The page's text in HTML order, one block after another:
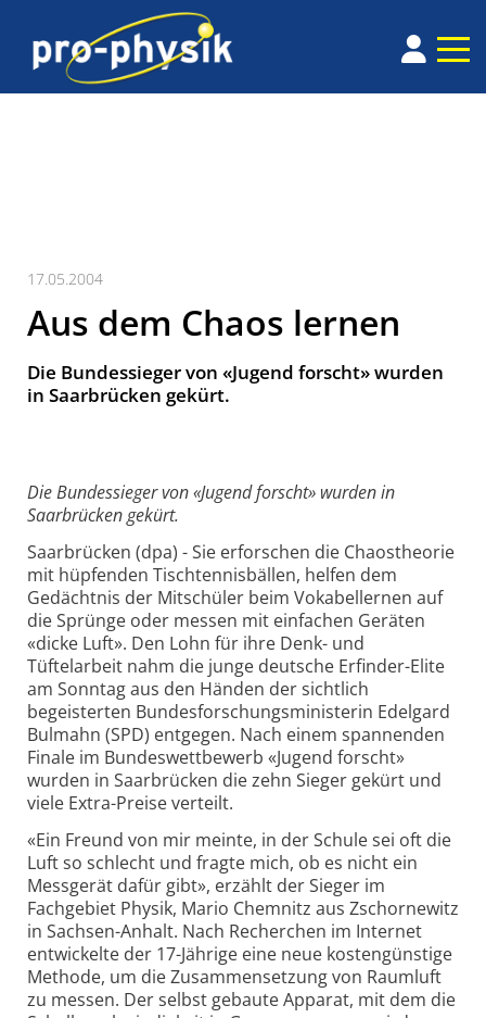
17.05.2004
Aus dem Chaos lernen
Die Bundessieger von «Jugend forscht» wurden
in Saarbrücken gekürt.
Die Bundessieger von «Jugend forscht» wurden in
Saarbrücken gekürt.
Saarbrücken (dpa) - Sie erforschen die Chaostheorie
mit hüpfenden Tischtennisbällen, helfen dem
Gedächtnis der Mitschüler beim Vokabellernen auf
die Sprünge oder messen mit einfachen Geräten
«dicke Luft». Den Lohn für ihre Denk- und
Tüftelarbeit nahm die junge deutsche Erfinder-Elite
am Sonntag aus den Händen der sichtlich
begeisterten Bundesforschungsministerin Edelgard
Bulmahn (SPD) entgegen. Nach einem spannenden
Finale im Bundeswettbewerb «Jugend forscht»
wurden in Saarbrücken die zehn Sieger gekürt und
viele Extra-Preise verteilt.
«Ein Freund von mir meinte, in der Schule sei oft die
Luft so schlecht und fragte mich, ob es nicht ein
Messgerät dafür gibt», erzählt der Sieger im
Fachgebiet Physik, Mario Chemnitz aus Zschornewitz
in Sachsen-Anhalt. Nach Recherchen im Internet
entwickelte der 17-Jährige eine neue kostengünstige
Methode, um die Zusammensetzung von Raumluft
zu messen. Der selbst gebaute Apparat, mit dem die